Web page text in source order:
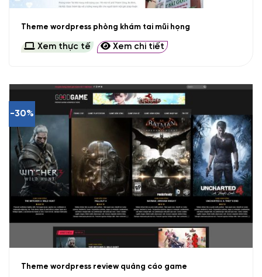
Theme wordpress phòng khám tai mũi họng
Xem thực tế Xem chi tiết
-30%
Theme wordpress review quảng cáo game